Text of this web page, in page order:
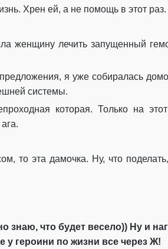
Хрен ей, а не помощь в этот раз.
женщину лечить запущенный
я уже собиралась
системы.
которая. Только на
то эта дамочка. Ну, что
что будет весело)) Ну и
у героини по жизни все через Ж!